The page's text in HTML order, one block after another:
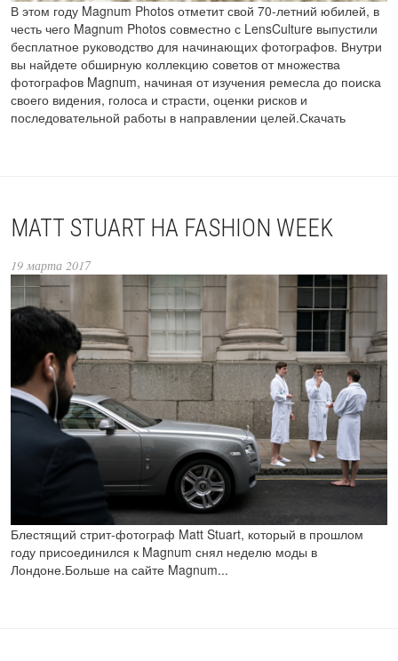
В этом году Magnum Photos отметит свой 70-летний юбилей, в
честь чего Magnum Photos совместно с LensCulture выпустили
бесплатное руководство для начинающих фотографов. Внутри
вы найдете обширную коллекцию советов от множества
фотографов Magnum, начиная от изучения ремесла до поиска
своего видения, голоса и страсти, оценки рисков и
последовательной работы в направлении целей.Скачать
MATT STUART НА FASHION WEEK
19 марта 2017
Блестящий стрит-фотограф Matt Stuart, который в прошлом
году присоединился к Magnum снял неделю моды в
Лондоне.Больше на сайте Magnum...